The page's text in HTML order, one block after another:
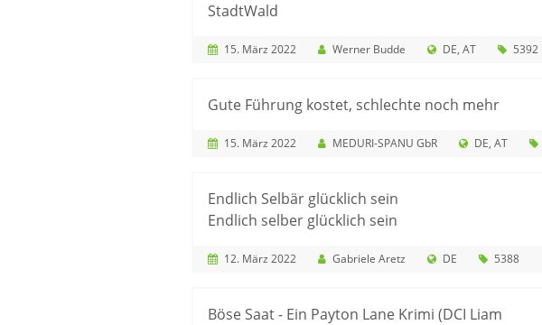
StadtWald
15. März 2022 Werner Budde DE AT 5392
Gute Führung kostet, schlechte noch mehr
15. März 2022 MEDURI-SPANU GbR DE AT
Endlich Selbär glücklich sein
Endlich selber glücklich sein
12. März 2022 Gabriele Aretz DE 5388
Böse Saat - Ein Payton Lane Krimi (DCI Liam